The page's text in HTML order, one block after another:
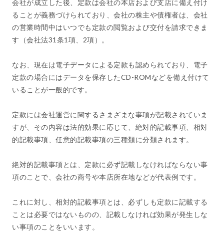
会社が成立した後、定款は会社の本店および支店に備え付け
ることが義務づけられており、会社の株主や債権者は、会社
の営業時間中はいつでも定款の閲覧および交付を請求できま
す（会社法31条1項、2項）。
なお、現在は電子データによる定款も認められており、電子
定款の場合にはデータを保存したCD-ROMなどを備え付けて
いることが一般的です。
定款には会社運営に関するさまざまな事項が記載されていま
すが、その内容は法的効果に応じて、絶対的記載事項、相対
的記載事項、任意的記載事項の三種類に分類されます。
絶対的記載事項とは、定款に必ず記載しなければならない事
項のことで、会社の商号や本店所在地などが代表例です。
これに対し、相対的記載事項とは、必ずしも定款に記載する
ことは必要ではないものの、記載しなければ効果が発生しな
い事項のことをいいます。